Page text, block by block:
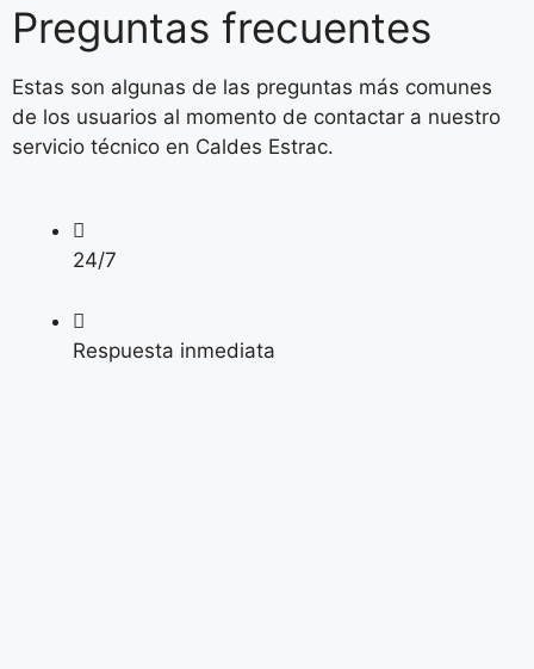
Preguntas frecuentes
Estas son algunas de las preguntas más comunes
de los usuarios al momento de contactar a nuestro
servicio técnico en Caldes Estrac.
24/7
Respuesta inmediata